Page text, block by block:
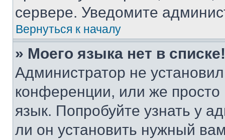
сервере. Уведомите
Вернуться к началу
» Моего языка нет в списке!
Администратор не
конференции, или же
язык. Попробуйте узнать у
ли он установить нужный